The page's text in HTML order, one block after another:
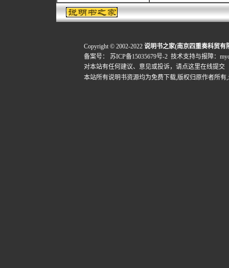
Copyright © 2002-2022 说明书之家(南京四重奏科贸有
备案号：
苏ICP备15035679号-2 技术支持与报障：
对本站有任何建议、意见或投诉， 请点这里在线提交
本站所有说明书资源均为免费下载,版权归原作者所